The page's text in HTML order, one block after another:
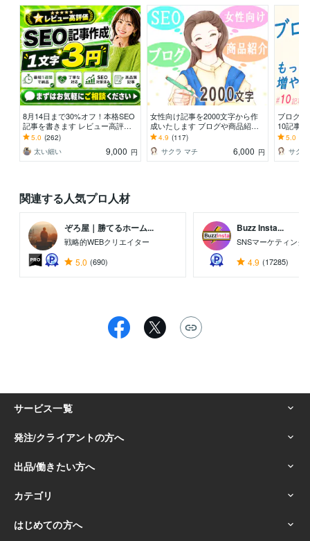
8月14日まで30%オフ！本格SEO
記事を書きます レビュー高評価5.
0！スピーディな納品！まとめ割
引あり！
5.0 (262)
太い細い
9,000 円
女性向け記事を2000文字から作
成いたします ブログや商品紹介
などの確かな長文が必要な方へ！
4.9 (117)
サクラ マチ
6,000 円
ブログ
10記事
を1枚ず
5.0
サク
関連する人気プロ人材
ぞろ屋｜勝てるホーム...
戦略的WEBクリエイター
5.0 (690)
Buzz Insta...
SNSマーケティング
4.9 (17285)